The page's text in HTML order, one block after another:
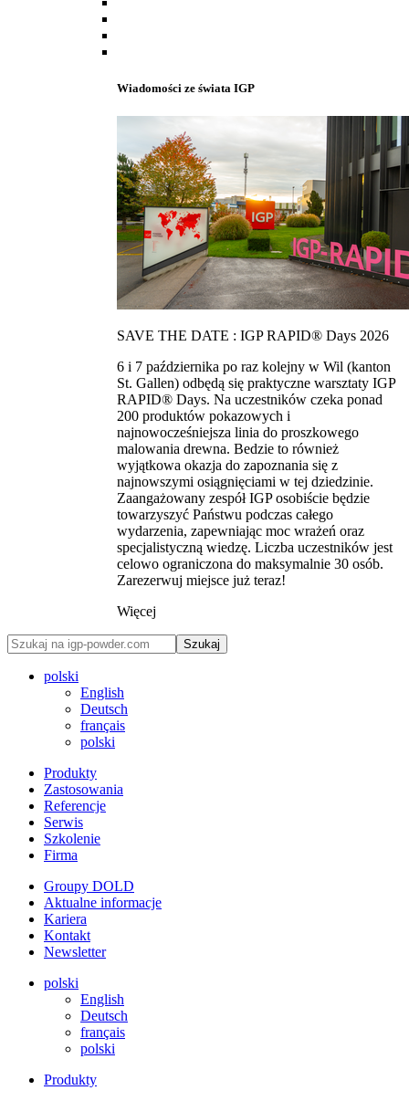
Wiadomości ze świata IGP
SAVE THE DATE : IGP RAPID® Days 2026
6 i 7 października po raz kolejny w Wil (kanton
St. Gallen) odbędą się praktyczne warsztaty IGP
RAPID® Days. Na uczestników czeka ponad
200 produktów pokazowych i
najnowocześniejsza linia do proszkowego
malowania drewna. Bedzie to również
wyjątkowa okazja do zapoznania się z
najnowszymi osiągnięciami w tej dziedzinie.
Zaangażowany zespół IGP osobiście będzie
towarzyszyć Państwu podczas całego
wydarzenia, zapewniając moc wrażeń oraz
specjalistyczną wiedzę. Liczba uczestników jest
celowo ograniczona do maksymalnie 30 osób.
Zarezerwuj miejsce już teraz!
Więcej
Szukaj
polski
English
Deutsch
français
polski
Produkty
Zastosowania
Referencje
Serwis
Szkolenie
Firma
Groupy DOLD
Aktualne informacje
Kariera
Kontakt
Newsletter
polski
English
Deutsch
français
polski
Produkty